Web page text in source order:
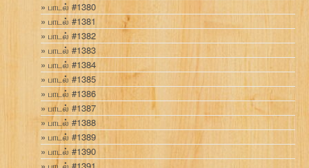
பாடல் #1380
பாடல் #1381
பாடல் #1382
பாடல் #1383
பாடல் #1384
பாடல் #1385
பாடல் #1386
பாடல் #1387
பாடல் #1388
பாடல் #1389
பாடல் #1390